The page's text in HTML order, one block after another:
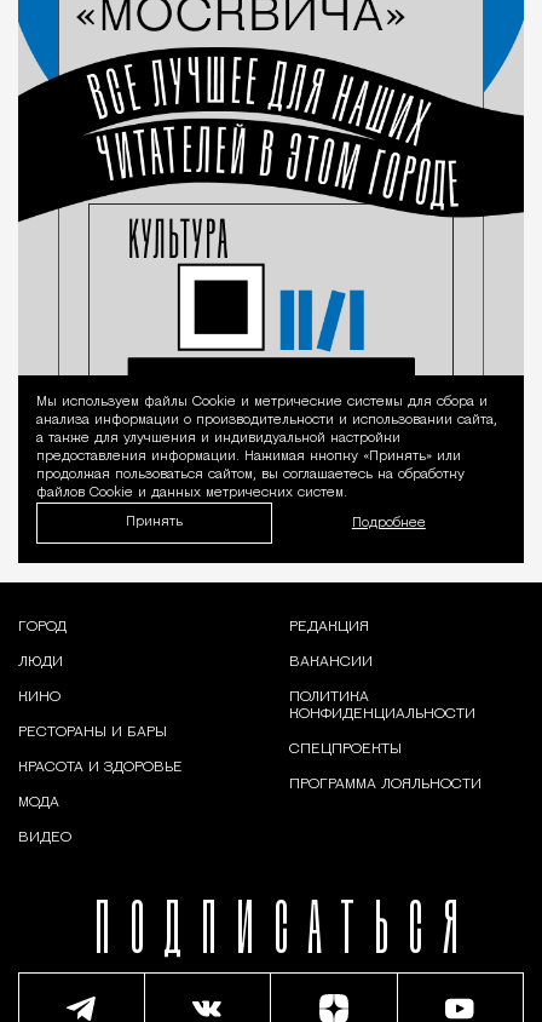
Уведомление
Мы используем файлы Сookie и метрические системы для сбора и
анализа информации о производительности и использовании сайта,
а также для улучшения и индивидуальной настройки
предоставления информации. Нажимая кнопку «Принять» или
продолжая пользоваться сайтом, вы соглашаетесь на обработку
файлов Cookie и данных метрических систем.
Принять Подробнее
ПОДПИСАТЬСЯ
ГОРОД
ЛЮДИ
КИНО
РЕСТОРАНЫ И БАРЫ
КРАСОТА И ЗДОРОВЬЕ
МОДА
ВИДЕО
РЕДАКЦИЯ
ВАКАНСИИ
ПОЛИТИКА
КОНФИДЕНЦИАЛЬНОСТИ
СПЕЦПРОЕКТЫ
ПРОГРАММА ЛОЯЛЬНОСТИ